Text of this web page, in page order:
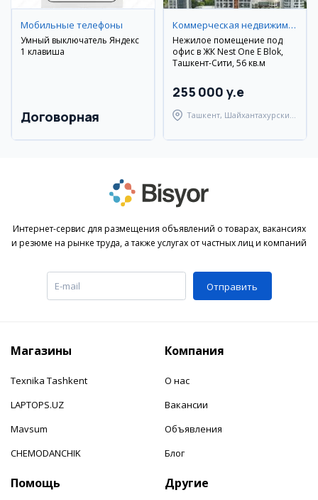
Мобильные телефоны
Умный выключатель Яндекс
1 клавиша
Договорная
Коммерческая недвижимость
Нежилое помещение под
офис в ЖК Nest One E Blok,
Ташкент-Сити, 56 кв.м
255 000 y.e
Ташкент, Шайхантахурский
Интернет-сервис для размещения объявлений о товарах, вакансиях
и резюме на рынке труда, а также услугах от частных лиц и компаний
Отправить
Магазины
Texnika Tashkent
LAPTOPS.UZ
Mavsum
CHEMODANCHIK
Компания
О нас
Вакансии
Объявления
Блог
Помощь Другие